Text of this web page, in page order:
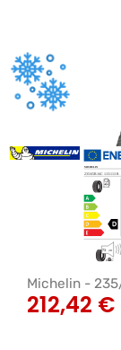
Michelin -
212,42 €